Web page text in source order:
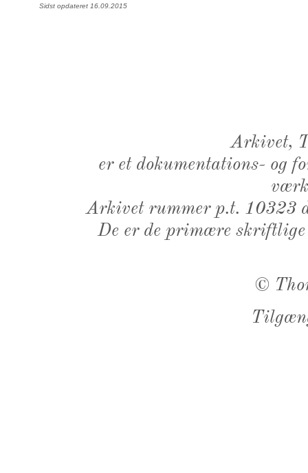
Sidst opdateret 16.09.2015
Arkivet,
er et dokumentations- og
Arkivet rummer p.t. 10323
De er de primære
©